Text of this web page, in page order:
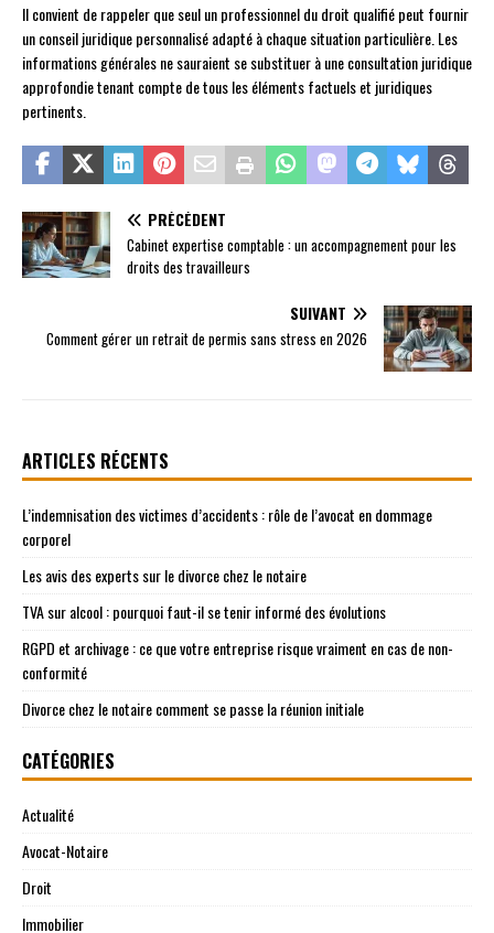
Il convient de rappeler que seul un professionnel du droit qualifié peut fournir
un conseil juridique personnalisé adapté à chaque situation particulière. Les
informations générales ne sauraient se substituer à une consultation juridique
approfondie tenant compte de tous les éléments factuels et juridiques
pertinents.
PRÉCÉDENT
Cabinet expertise comptable : un accompagnement pour les
droits des travailleurs
SUIVANT
Comment gérer un retrait de permis sans stress en 2026
ARTICLES RÉCENTS
L’indemnisation des victimes d’accidents : rôle de l’avocat en dommage
corporel
Les avis des experts sur le divorce chez le notaire
TVA sur alcool : pourquoi faut-il se tenir informé des évolutions
RGPD et archivage : ce que votre entreprise risque vraiment en cas de non-
conformité
Divorce chez le notaire comment se passe la réunion initiale
CATÉGORIES
Actualité
Avocat-Notaire
Droit
Immobilier